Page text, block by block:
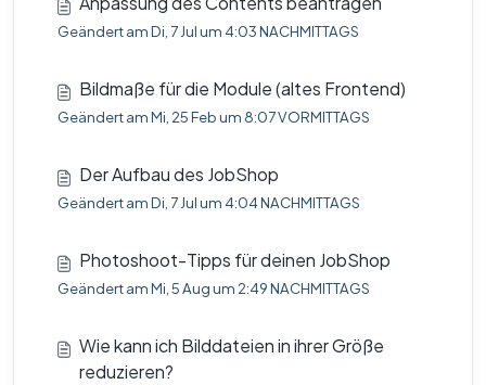
Geändert am Di, 7 Jul um 4:03 NACHMITTAGS
Bildmaße für die Module (altes Frontend)
Geändert am Mi, 25 Feb um 8:07 VORMITTAGS
Der Aufbau des JobShop
Geändert am Di, 7 Jul um 4:04 NACHMITTAGS
Photoshoot-Tipps für deinen JobShop
Geändert am Mi, 5 Aug um 2:49 NACHMITTAGS
Wie kann ich Bilddateien in ihrer Größe
reduzieren?